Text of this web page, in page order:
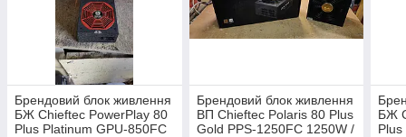
Брендовий блок живлення
БЖ Chieftec PowerPlay 80
Plus Platinum GPU-850FC
Брендовий блок живлення
BП Chieftec Polaris 80 Plus
Gold PPS-1250FC 1250W /
БЖ